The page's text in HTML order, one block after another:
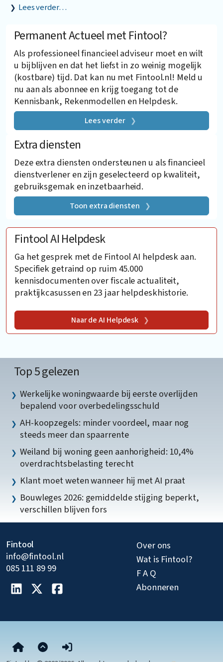
Lees verder…
Permanent Actueel met Fintool?
Als professioneel financieel adviseur moet en wilt
u bijblijven en dat het liefst in zo weinig mogelijk
(kostbare) tijd. Dat kan nu met Fintool.nl! Meld u
nu aan als abonnee en krijg toegang tot de
Kennisbank, Rekenmodellen en Helpdesk.
Lees verder
Extra diensten
Deze extra diensten ondersteunen u als financieel
dienstverlener en zijn geselecteerd op kwaliteit,
gebruiksgemak en inzetbaarheid.
Toon extra diensten
Fintool AI Helpdesk
Ga het gesprek met de Fintool AI helpdesk aan.
Specifiek getraind op ruim 45.000
kennisdocumenten over fiscale actualiteit,
praktijkcasussen en 23 jaar helpdeskhistorie.
Naar de AI Helpdesk
Top 5 gelezen
Werkelijke woningwaarde bij eerste overlijden
bepalend voor overbedelingsschuld
AH-koopzegels: minder voordeel, maar nog
steeds meer dan spaarrente
Weiland bij woning geen aanhorigheid: 10,4%
overdrachtsbelasting terecht
Klant moet weten wanneer hij met AI praat
Bouwleges 2026: gemiddelde stijging beperkt,
verschillen blijven fors
Fintool
info@fintool.nl
085 111 89 99
Over ons
Wat is Fintool?
F A Q
Abonneren